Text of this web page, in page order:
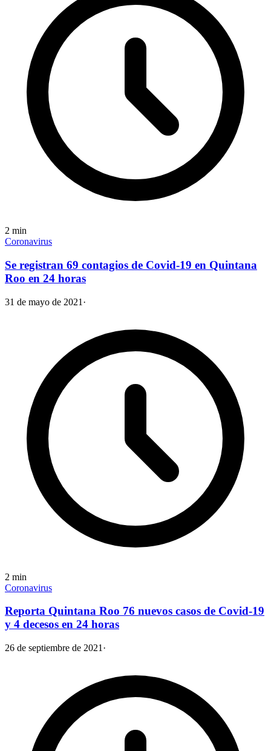
2 min
Coronavirus
Se registran 69 contagios de Covid-19 en Quintana
Roo en 24 horas
31 de mayo de 2021 ·
2 min
Coronavirus
Reporta Quintana Roo 76 nuevos casos de Covid-19
y 4 decesos en 24 horas
26 de septiembre de 2021 ·